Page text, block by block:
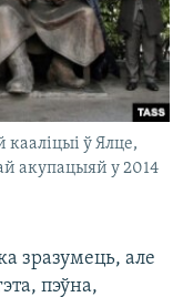
кааліцыі ў Ялце,
акупацыяй у 2014
зразумець, але
пэўна,